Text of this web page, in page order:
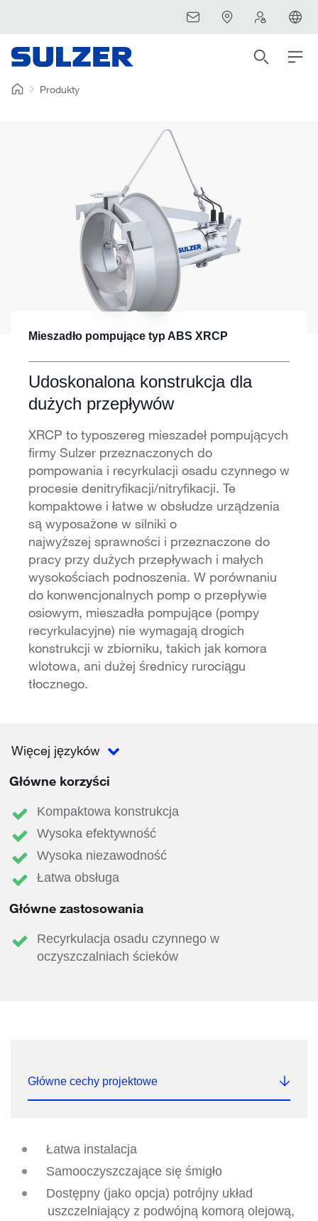
Produkty
Mieszadło pompujące typ ABS XRCP
Udoskonalona konstrukcja dla
dużych przepływów
XRCP to typoszereg mieszadeł pompujących
firmy Sulzer przeznaczonych do
pompowania i recyrkulacji osadu czynnego w
procesie denitryfikacji/nitryfikacji. Te
kompaktowe i łatwe w obsłudze urządzenia
są wyposażone w silniki o
najwyższej sprawności i przeznaczone do
pracy przy dużych przepływach i małych
wysokościach podnoszenia. W porównaniu
do konwencjonalnych pomp o przepływie
osiowym, mieszadła pompujące (pompy
recyrkulacyjne) nie wymagają drogich
konstrukcji w zbiorniku, takich jak komora
wlotowa, ani dużej średnicy rurociągu
tłocznego.
Więcej języków
Główne korzyści
Kompaktowa konstrukcja
Wysoka efektywność
Wysoka niezawodność
Łatwa obsługa
Główne zastosowania
Recyrkulacja osadu czynnego w
oczyszczalniach ścieków
Główne cechy projektowe
Łatwa instalacja
Samooczyszczające się śmigło
Dostępny (jako opcja) potrójny układ
uszczelniający z podwójną komorą olejową,